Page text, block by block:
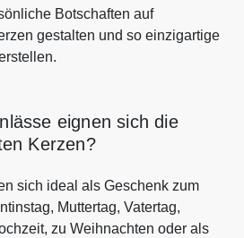
Botschaften auf
gestalten und so einzigartige
eignen sich die
Kerzen?
sich ideal als Geschenk zum
Muttertag, Vatertag,
zu Weihnachten oder als